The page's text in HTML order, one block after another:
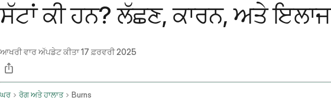
ਸੱਟਾਂ ਕੀ ਹਨ? ਲੱਛਣ, ਕਾਰਨ, ਅਤੇ ਇਲਾਜ
ਆਖਰੀ ਵਾਰ ਅੱਪਡੇਟ ਕੀਤਾ17 ਫ਼ਰਵਰੀ 2025
ਘਰ ਰੋਗ ਅਤੇ ਹਾਲਾਤ Burns